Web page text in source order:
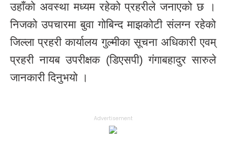
उहाँको अवस्था मध्यम रहेको प्रहरीले जनाएको छ ।
निजको उपचारमा बुवा गोबिन्द माझकोटी संलग्न रहेको
जिल्ला प्रहरी कार्यालय गुल्मीका सूचना अधिकारी एवम्
प्रहरी नायब उपरीक्षक (डिएसपी) गंगाबहादुर सारुले
जानकारी दिनुभयो ।
Advertisement